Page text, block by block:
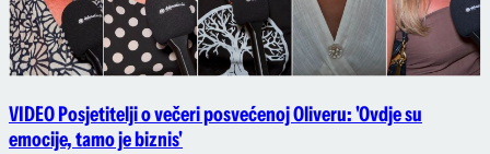
VIDEO Posjetitelji o večeri posvećenoj Oliveru: 'Ovdje su
emocije, tamo je biznis'